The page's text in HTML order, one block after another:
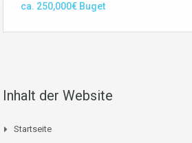
ca. 250,000€ Buget
Inhalt der Website
Startseite